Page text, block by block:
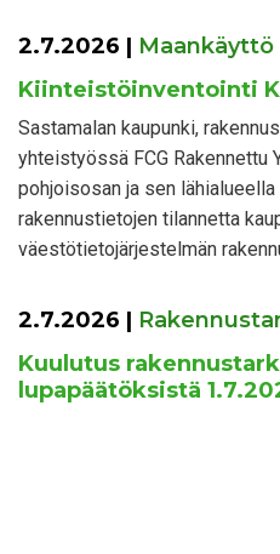
2.7.2026 | Maankäyttö
Kiinteistöinventointi
Sastamalan kaupunki,
yhteistyössä FCG Rakennettu
pohjoisosan ja sen
rakennustietojen tilannetta
väestötietojärjestelmän
2.7.2026 |
Kuulutus
lupapäätöksistä